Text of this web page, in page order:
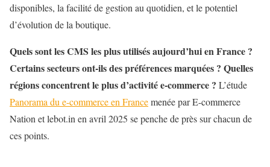
disponibles, la facilité de gestion au quotidien, et le potentiel
d’évolution de la boutique.
Quels sont les CMS les plus utilisés aujourd’hui en France ?
Certains secteurs ont-ils des préférences marquées ? Quelles
régions concentrent le plus d’activité e-commerce ? L’étude
Panorama du e-commerce en Francemenée par E-commerce
Nation et lebot.in en avril 2025 se penche de près sur chacun de
ces points.